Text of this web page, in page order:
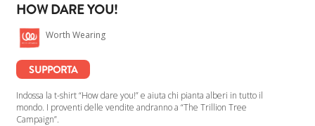
HOW DARE YOU!
Worth Wearing
SUPPORTA
Indossa la t-shirt “How dare you!” e aiuta chi pianta alberi in tutto il
mondo. I proventi delle vendite andranno a “The Trillion Tree
Campaign”.